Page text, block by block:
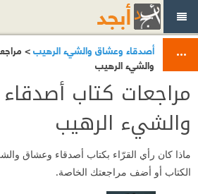
أصدقاء وعشاق والشيء الرهيب>
والشيء الرهيب
مراجعات كتاب
والشيء الرهيب
ماذا كان رأي القرّاء بكتاب أصدقاء وعشاق
الكتاب أو أضف مراجعتك الخاصة.